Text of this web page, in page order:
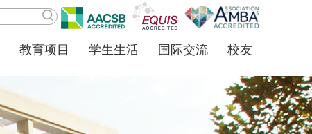
教育项目 学生生活 国际交流 校友